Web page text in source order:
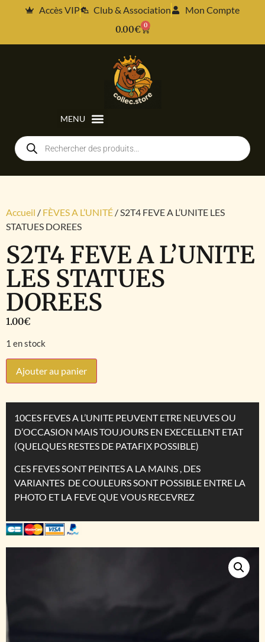
Accès VIP Club & Association
Mon Compte
0.00€ 0
Accueil / FÈVES A L’UNITÉ / S2T4 FEVE A L’UNITE LES
STATUES DOREES
S2T4 FEVE A L’UNITE
LES STATUES
DOREES
1.00€
1 en stock
Ajouter au panier
10CES FEVES A L’UNITE PEUVENT ETRE NEUVES OU
D’OCCASION MAIS TOUJOURS EN EXECELLENT ETAT
(QUELQUES RESTES DE PATAFIX POSSIBLE)
CES FEVES SONT PEINTES A LA MAINS , DES
VARIANTES DE COULEURS SONT POSSIBLE ENTRE LA
PHOTO ET LA FEVE QUE VOUS RECEVREZ